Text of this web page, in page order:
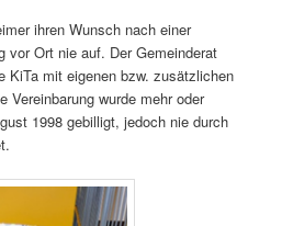
ihren Wunsch nach einer
vor Ort nie auf. Der Gemeinderat
KiTa mit eigenen bzw. zusätzlichen
Vereinbarung wurde mehr oder
1998 gebilligt, jedoch nie durch